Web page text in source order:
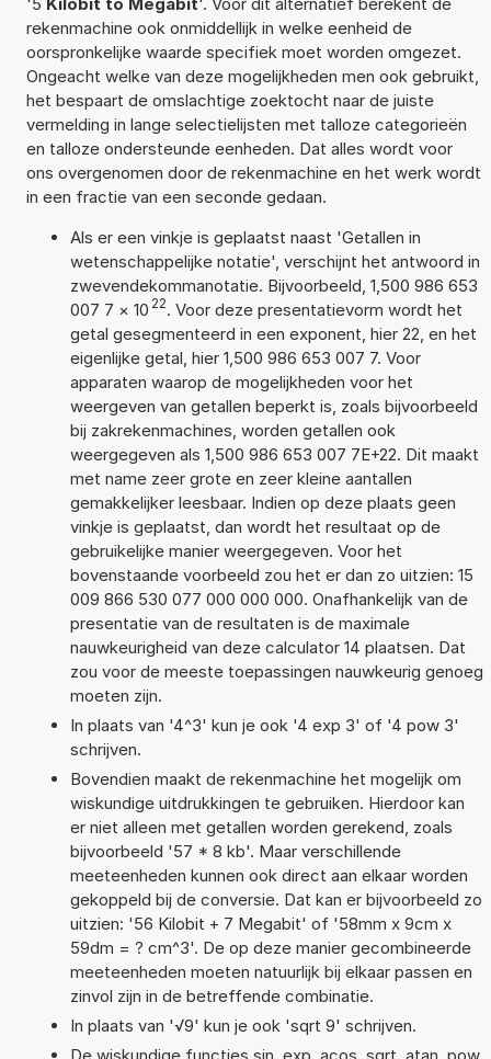
rekenmachine ook onmiddellijk in welke eenheid de
oorspronkelijke waarde specifiek moet worden omgezet.
Ongeacht welke van deze mogelijkheden men ook gebruikt,
het bespaart de omslachtige zoektocht naar de juiste
vermelding in lange selectielijsten met talloze categorieën
en talloze ondersteunde eenheden. Dat alles wordt voor
ons overgenomen door de rekenmachine en het werk wordt
in een fractie van een seconde gedaan.
Als er een vinkje is geplaatst naast 'Getallen in
wetenschappelijke notatie', verschijnt het antwoord in
zwevendekommanotatie. Bijvoorbeeld, 1,500 986 653
007 7 × 10 22. Voor deze presentatievorm wordt het
getal gesegmenteerd in een exponent, hier 22, en het
eigenlijke getal, hier 1,500 986 653 007 7. Voor
apparaten waarop de mogelijkheden voor het
weergeven van getallen beperkt is, zoals bijvoorbeeld
bij zakrekenmachines, worden getallen ook
weergegeven als 1,500 986 653 007 7E+22. Dit maakt
met name zeer grote en zeer kleine aantallen
gemakkelijker leesbaar. Indien op deze plaats geen
vinkje is geplaatst, dan wordt het resultaat op de
gebruikelijke manier weergegeven. Voor het
bovenstaande voorbeeld zou het er dan zo uitzien: 15
009 866 530 077 000 000 000. Onafhankelijk van de
presentatie van de resultaten is de maximale
nauwkeurigheid van deze calculator 14 plaatsen. Dat
zou voor de meeste toepassingen nauwkeurig genoeg
moeten zijn.
In plaats van '4^3' kun je ook '4 exp 3' of '4 pow 3'
schrijven.
Bovendien maakt de rekenmachine het mogelijk om
wiskundige uitdrukkingen te gebruiken. Hierdoor kan
er niet alleen met getallen worden gerekend, zoals
bijvoorbeeld '57 * 8 kb'. Maar verschillende
meeteenheden kunnen ook direct aan elkaar worden
gekoppeld bij de conversie. Dat kan er bijvoorbeeld zo
uitzien: '56 Kilobit + 7 Megabit' of '58mm x 9cm x
59dm = ? cm^3'. De op deze manier gecombineerde
meeteenheden moeten natuurlijk bij elkaar passen en
zinvol zijn in de betreffende combinatie.
In plaats van '√9' kun je ook 'sqrt 9' schrijven.
De wiskundige functies sin, exp, acos, sqrt, atan, pow,